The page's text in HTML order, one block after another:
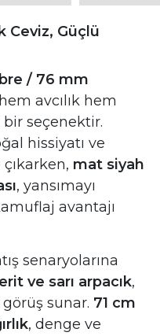
Ceviz, Güçlü
/ 76 mm
avcılık hem
seçenektir.
hissiyatı ve
mat siyah
, yansımayı
avantajı
senaryolarına
ve sarı arpacık,
sunar. 71 cm
, denge ve